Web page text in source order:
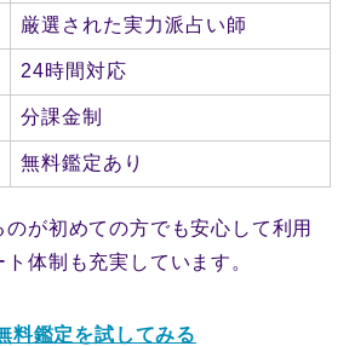
厳選された実力派占い師
24時間対応
分課金制
無料鑑定あり
が初めての方でも安心して利用
体制も充実しています。
料鑑定を試してみる